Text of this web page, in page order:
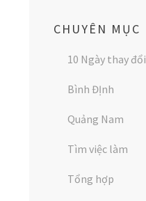
CHUYÊN MỤC
10 Ngày thay đổi
Bình ĐỊnh
Quảng Nam
Tìm việc làm
Tổng hợp